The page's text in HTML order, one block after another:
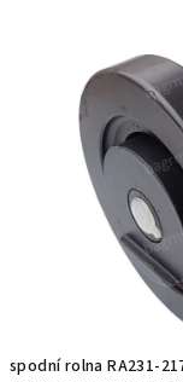
spodní rolna RA231-